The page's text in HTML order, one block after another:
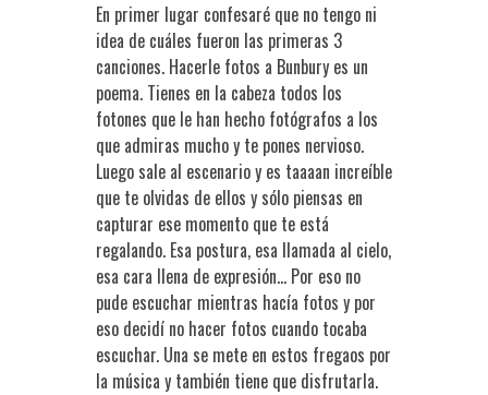
En primer lugar confesaré que no tengo ni
idea de cuáles fueron las primeras 3
canciones. Hacerle fotos a Bunbury es un
poema. Tienes en la cabeza todos los
fotones que le han hecho fotógrafos a los
que admiras mucho y te pones nervioso.
Luego sale al escenario y es taaaan increíble
que te olvidas de ellos y sólo piensas en
capturar ese momento que te está
regalando. Esa postura, esa llamada al cielo,
esa cara llena de expresión… Por eso no
pude escuchar mientras hacía fotos y por
eso decidí no hacer fotos cuando tocaba
escuchar. Una se mete en estos fregaos por
la música y también tiene que disfrutarla.